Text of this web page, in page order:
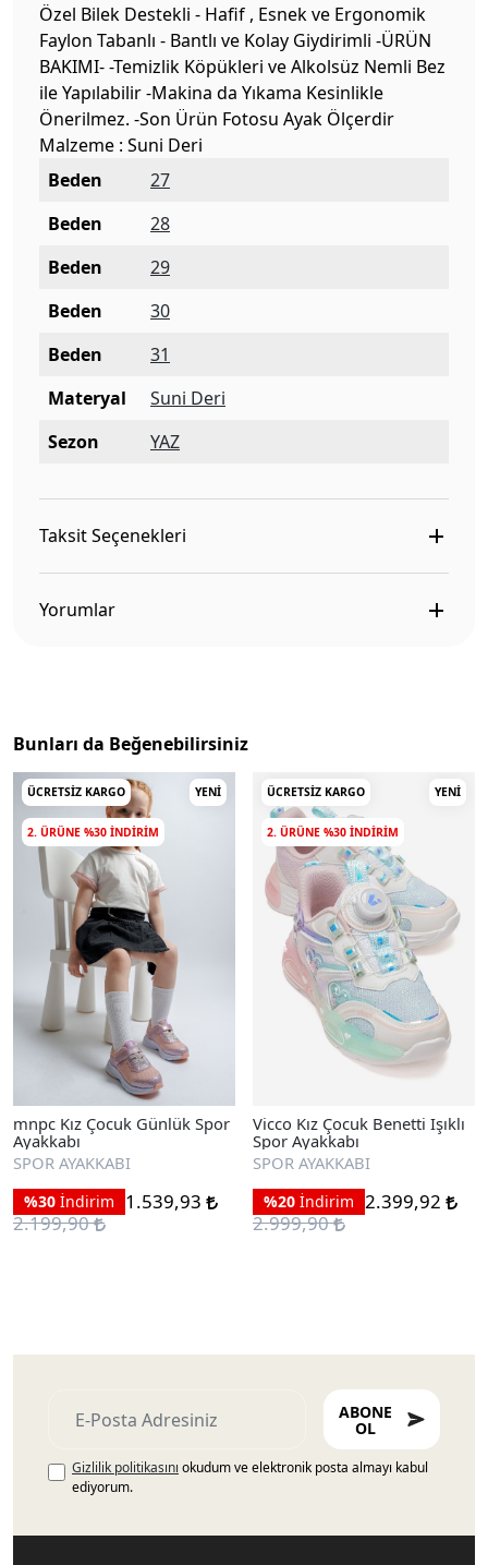
Özel Bilek Destekli - Hafif , Esnek ve Ergonomik
Faylon Tabanlı - Bantlı ve Kolay Giydirimli -ÜRÜN
BAKIMI- -Temizlik Köpükleri ve Alkolsüz Nemli Bez
ile Yapılabilir -Makina da Yıkama Kesinlikle
Önerilmez. -Son Ürün Fotosu Ayak Ölçerdir
Malzeme : Suni Deri
Beden
27
Beden
28
Beden
29
Beden
30
Beden
31
Materyal
Suni Deri
Sezon
YAZ
Taksit Seçenekleri
Yorumlar
Bunları da Beğenebilirsiniz
ÜCRETSIZ KARGO YENI
2. ÜRÜNE %30 INDIRIM
mnpc Kız Çocuk Günlük Spor
Ayakkabı
SPOR AYAKKABI
%30 İndirim
1.539,93
2.199,90
ÜCRETSIZ KARGO YENI
2. ÜRÜNE %30 INDIRIM
Vicco Kız Çocuk Benetti Işıklı
Spor Ayakkabı
SPOR AYAKKABI
%20 İndirim 2.399,92
2.999,90
ABONE
OL
Gizlilik politikasını okudum ve elektronik posta almayı kabul
ediyorum.